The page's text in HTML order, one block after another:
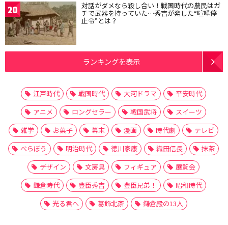
20 対話がダメなら殺し合い！戦国時代の農民はガ
チで武器を持っていた…秀吉が発した“喧嘩停
止令”とは？
ランキングを表示
江戸時代 戦国時代 大河ドラマ
平安時代
アニメ
ロングセラー 戦国武将
スイーツ
雑学
お菓子 幕末 漫画 時代劇
テレビ
べらぼう
明治時代 徳川家康 織田信長
抹茶
デザイン
文房具 フィギュア
展覧会
鎌倉時代
豊臣秀吉 豊臣兄弟！
昭和時代
光る君へ
葛飾北斎 鎌倉殿の13人